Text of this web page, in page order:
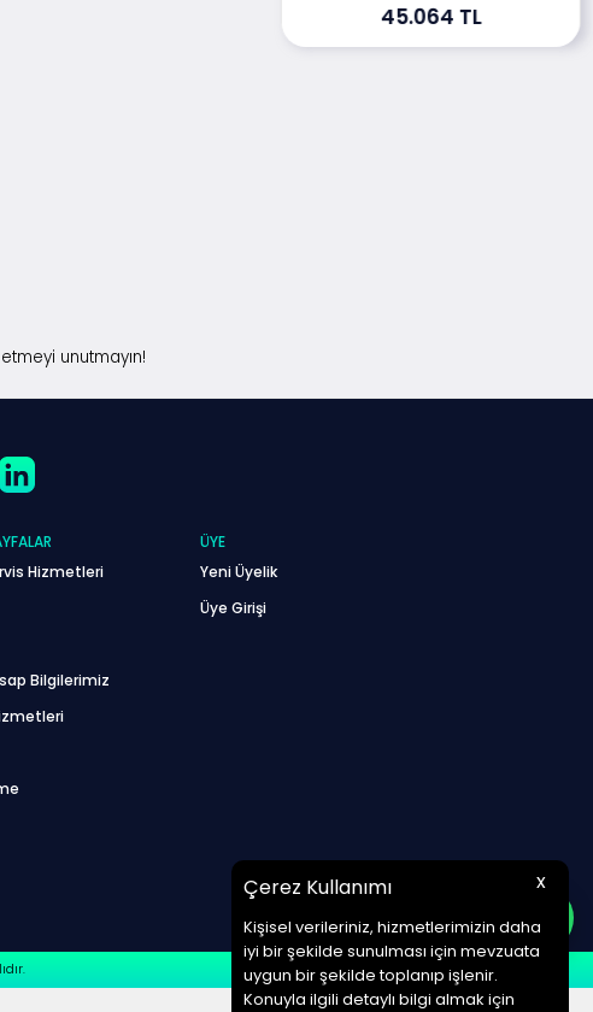
Çerez Kullanımı x
Kişisel verileriniz, hizmetlerimizin daha
iyi bir şekilde sunulması için mevzuata
uygun bir şekilde toplanıp işlenir.
Konuyla ilgili detaylı bilgi almak için
45.064 TL
unutmayın!
Hizmetleri
Bilgilerimiz
ÜYE
Yeni Üyelik
Üye Girişi